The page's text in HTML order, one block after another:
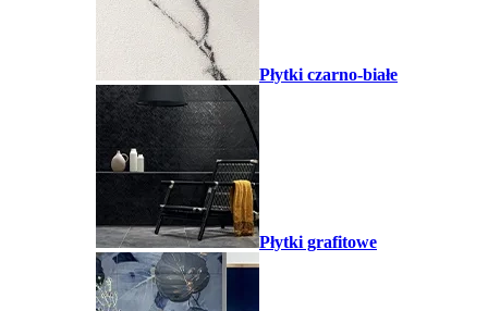
Płytki czarno-białe
Płytki grafitowe